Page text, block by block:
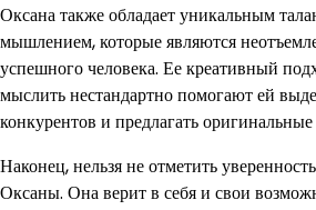
Оксана также обладает уникальным
мышлением, которые являются
успешного человека. Ее креативный
мыслить нестандартно помогают ей
конкурентов и предлагать
Наконец, нельзя не отметить
Оксаны. Она верит в себя и свои